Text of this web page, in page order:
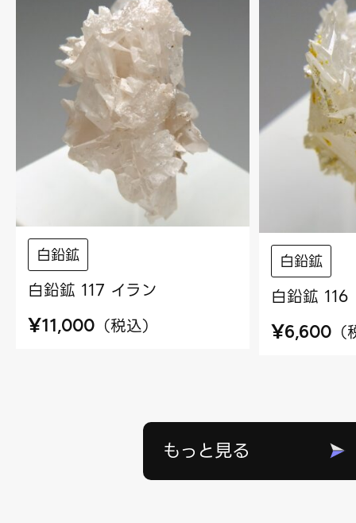
白鉛鉱
白鉛鉱 117 イラン
¥11,000 （税込）
白鉛鉱
白鉛鉱 116
¥6,600 （
もっと見る